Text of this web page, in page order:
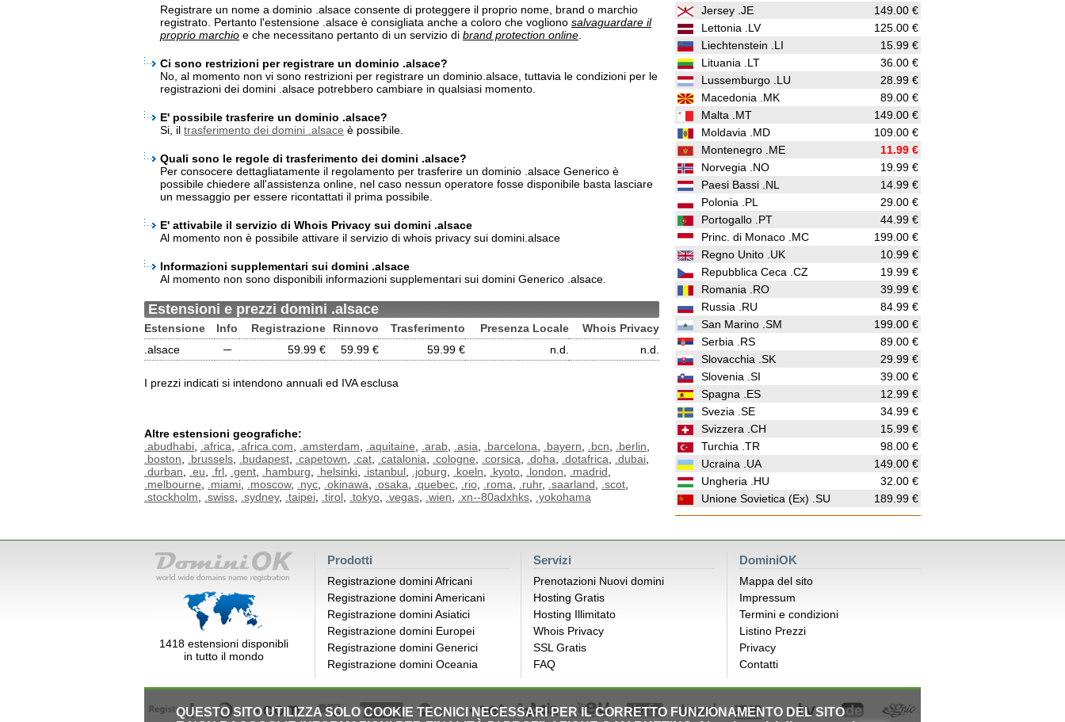
Registrare un nome a dominio .alsace consente di proteggere il proprio nome, brand o marchio
registrato. Pertanto l'estensione .alsace è consigliata anche a coloro che vogliono salvaguardare il
proprio marchio e che necessitano pertanto di un servizio di brand protection online
Ci sono restrizioni per registrare un dominio .alsace?
No, al momento non vi sono restrizioni per registrare un dominio.alsace, tuttavia le condizioni per le
registrazioni dei domini .alsace potrebbero cambiare in qualsiasi momento.
E' possibile trasferire un dominio .alsace?
Si, il trasferimento dei domini .alsace è possibile.
Quali sono le regole di trasferimento dei domini .alsace?
Per consocere dettagliatamente il regolamento per trasferire un dominio .alsace Generico è
possibile chiedere all'assistenza online, nel caso nessun operatore fosse disponibile basta lasciare
un messaggio per essere ricontattati il prima possibile.
E' attivabile il servizio di Whois Privacy sui domini .alsace
Al momento non è possibile attivare il servizio di whois privacy sui domini.alsace
Informazioni supplementari sui domini .alsace
Al momento non sono disponibili informazioni supplementari sui domini Generico .alsace.
Estensioni e prezzi domini .alsace
Estensione Info Registrazione Rinnovo Trasferimento Presenza Locale
Whois Privacy
.alsace
─ 59.99 € 59.99 € 59.99 € n.d. n.d.
I prezzi indicati si intendono annuali ed IVA esclusa
Altre estensioni geografiche:
.abudhabi
.africa .africa.com .amsterdam .aquitaine .arab .asia .barcelona .bayern .bcn .berlin
.boston
.brussels .budapest .capetown .cat .catalonia .cologne .corsica .doha .dotafrica .dubai
.durban
.eu .frl .gent .hamburg .helsinki .istanbul .joburg .koeln .kyoto .london .madrid
.melbourne
.miami .moscow, .nyc .okinawa .osaka .quebec .rio .roma .ruhr, .saarland .scot
.stockholm
.swiss .sydney, .taipei .tirol .tokyo .vegas .wien .xn--80adxhks .yokohama
Jersey .JE
149.00 €
Lettonia .LV
125.00 €
Liechtenstein .LI
15.99 €
Lituania .LT
36.00 €
Lussemburgo .LU
28.99 €
Macedonia .MK
89.00 €
Malta .MT
149.00 €
Moldavia .MD
109.00 €
Montenegro .ME
11.99 €
Norvegia .NO
19.99 €
Paesi Bassi .NL
14.99 €
Polonia .PL
29.00 €
Portogallo .PT
44.99 €
Princ. di Monaco .MC
199.00 €
Regno Unito .UK
10.99 €
Repubblica Ceca .CZ
19.99 €
Romania .RO
39.99 €
Russia .RU
84.99 €
San Marino .SM
199.00 €
Serbia .RS
89.00 €
Slovacchia .SK
29.99 €
Slovenia .SI
39.00 €
Spagna .ES
12.99 €
Svezia .SE
34.99 €
Svizzera .CH
15.99 €
Turchia .TR
98.00 €
Ucraina .UA
149.00 €
Ungheria .HU
32.00 €
Unione Sovietica (Ex) .SU
189.99 €
1418 estensioni disponibli
in tutto il mondo
Prodotti
Registrazione domini Africani
Registrazione domini Americani
Registrazione domini Asiatici
Registrazione domini Europei
Registrazione domini Generici
Registrazione domini Oceania
Servizi
Prenotazioni Nuovi domini
Hosting Gratis
Hosting Illimitato
Whois Privacy
SSL Gratis
FAQ
DominiOK
Mappa del sito
Impressum
Termini e condizioni
Listino Prezzi
Privacy
Contatti
QUESTO SITO UTILIZZA SOLO COOKIE TECNICI NECESSARI PER IL CORRETTO FUNZIONAMENTO DEL SITO